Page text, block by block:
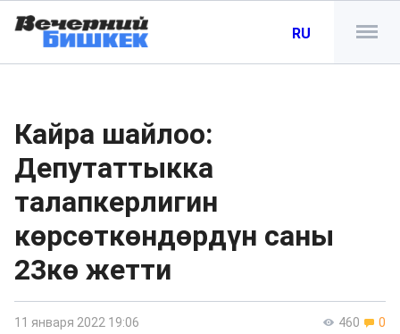
RU
Кайра шайлоо:
Депутаттыкка
талапкерлигин
көрсөткөндөрдүн саны
23кө жетти
460 0
11 января 2022 19:06